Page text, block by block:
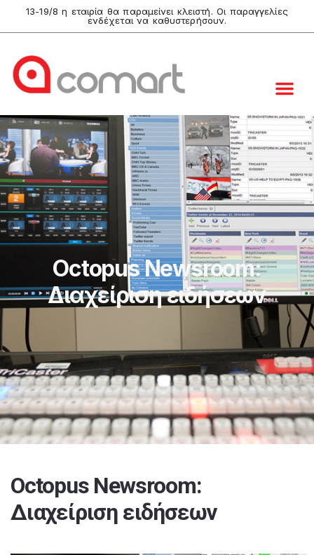
13-19/8 η εταιρία θα παραμείνει κλειστή. Οι παραγγελίες
ενδέχεται να καθυστερήσουν.
Octopus Newsroom:
Διαχείριση ειδήσεων
Octopus Newsroom:
Διαχείριση ειδήσεων